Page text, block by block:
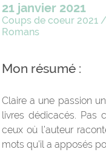
21 janvier 2021
Coups de coeur 2021 /
Romans
Mon résumé :
Claire a une passion
livres dédicacés. Pas
ceux où l’auteur
mots qu’il a apposés